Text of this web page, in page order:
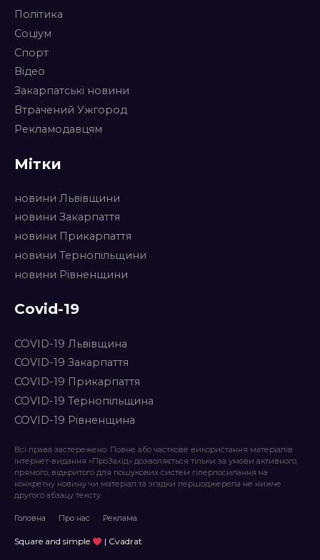
Політика
Соціум
Спорт
Відео
Закарпатські новини
Втрачений Ужгород
Рекламодавцям
Мітки
новини Львівщини
новини Закарпаття
новини Прикарпаття
новини Тернопільщини
новини Рівненщини
Covid-19
COVID-19 Львівщина
COVID-19 Закарпаття
COVID-19 Прикарпаття
COVID-19 Тернопільщина
COVID-19 Рівненщина
Всі права застережено. Повне або часткове використання матеріалів
інтернет-видання «ПроЗахід» дозволяється тільки за умови активного,
прямого, відкритого для пошукових систем гіперпосилання на
конкретну новину чи матеріал та згадки першоджерела не нижче
другого абзацу тексту.
Головна Про нас Реклама
Square and simple | Cvadrat